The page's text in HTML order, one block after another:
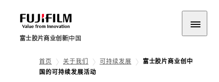
富士胶片商业创新 中国
首页 关于我们 可持续发展
富士胶片商业创中
国的可持续发展活动